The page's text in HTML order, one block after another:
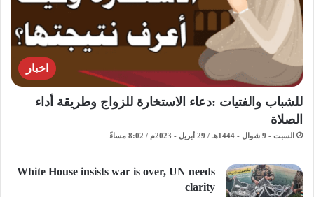
اخبار
للشباب والفتيات :دعاء الاستخارة للزواج وطريقة أداء
الصلاة
السبت - 9 شوال - 1444هـ / 29 أبريل - 2023م / 8:02 مساءً
White House insists war is over, UN needs
clarity